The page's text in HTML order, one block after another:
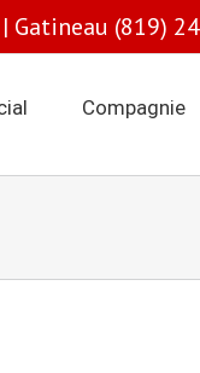
Gatineau (819)
Compagnie